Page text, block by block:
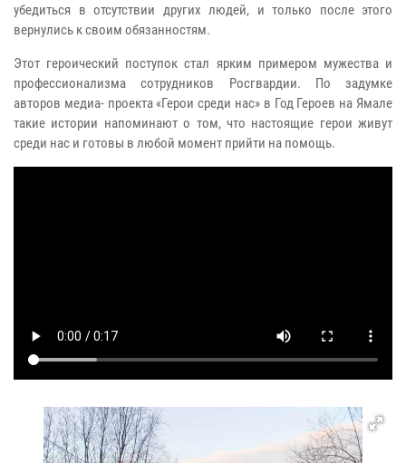
убедиться в отсутствии других людей, и только после этого
вернулись к своим обязанностям.
Этот героический поступок стал ярким примером мужества и
профессионализма сотрудников Росгвардии. По задумке
авторов медиа- проекта «Герои среди нас» в Год Героев на Ямале
такие истории напоминают о том, что настоящие герои живут
среди нас и готовы в любой момент прийти на помощь.